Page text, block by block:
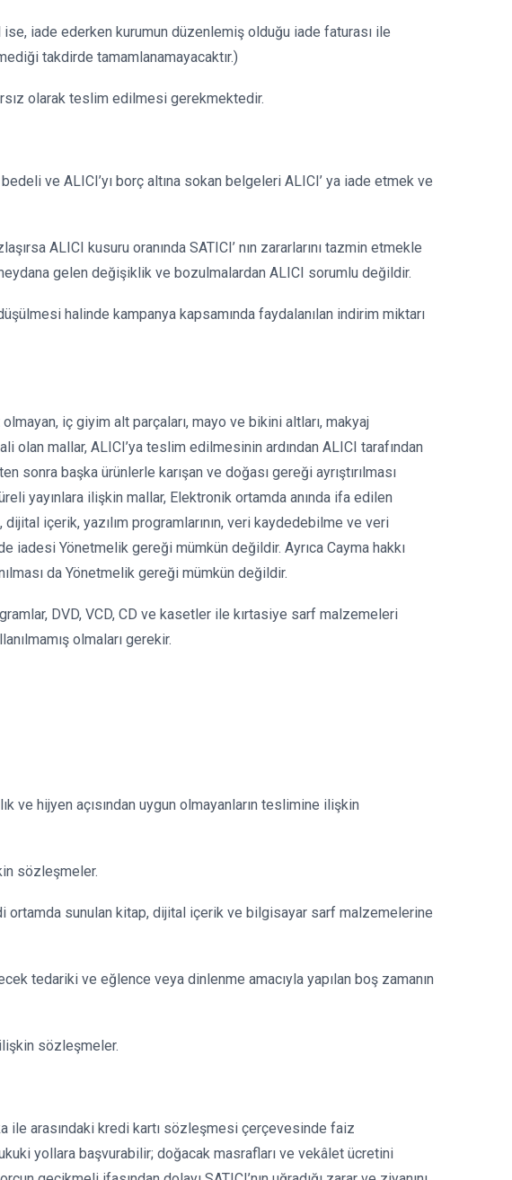
iade ederken kurumun düzenlemiş olduğu iade faturası ile
takdirde tamamlanamayacaktır.)
olarak teslim edilmesi gerekmektedir.
ve ALICI’yı borç altına sokan belgeleri ALICI’ ya iade etmek ve
ALICI kusuru oranında SATICI’ nın zararlarını tazmin etmekle
gelen değişiklik ve bozulmalardan ALICI sorumlu değildir.
halinde kampanya kapsamında faydalanılan indirim miktarı
iç giyim alt parçaları, mayo ve bikini altları, makyaj
mallar, ALICI’ya teslim edilmesinin ardından ALICI tarafından
sonra başka ürünlerle karışan ve doğası gereği ayrıştırılması
yayınlara ilişkin mallar, Elektronik ortamda anında ifa edilen
içerik, yazılım programlarının, veri kaydedebilme ve veri
iadesi Yönetmelik gereği mümkün değildir. Ayrıca Cayma hakkı
da Yönetmelik gereği mümkün değildir.
DVD, VCD, CD ve kasetler ile kırtasiye sarf malzemeleri
olmaları gerekir.
ve hijyen açısından uygun olmayanların teslimine ilişkin
sözleşmeler.
ortamda sunulan kitap, dijital içerik ve bilgisayar sarf malzemelerine
tedariki ve eğlence veya dinlenme amacıyla yapılan boş zamanın
sözleşmeler.
ile arasındaki kredi kartı sözleşmesi çerçevesinde faiz
yollara başvurabilir; doğacak masrafları ve vekâlet ücretini